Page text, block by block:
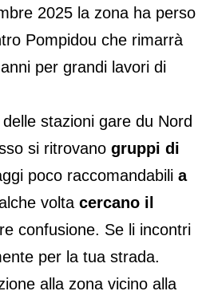
2025 la zona ha perso
Pompidou che rimarrà
per grandi lavori di
stazioni gare du Nord
si ritrovano gruppi di
poco raccomandabili a
volta cercano il
confusione. Se li incontri
per la tua strada.
alla zona vicino alla